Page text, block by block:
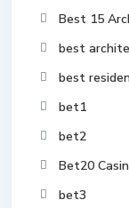
Best 15
best
best
bet1
bet2
Bet20
bet3